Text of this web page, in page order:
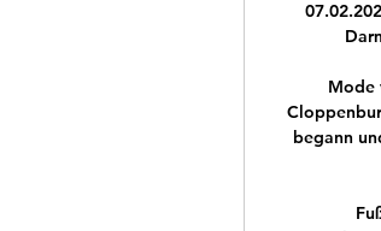
Mode
begann